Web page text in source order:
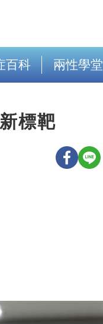
百科 兩性學堂
標靶